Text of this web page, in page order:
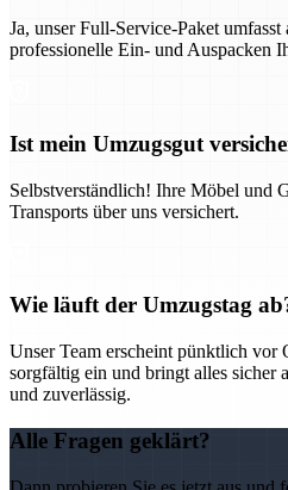
Ja, unser Full-Service-Paket umfasst
professionelle Ein- und Auspacken
Ist mein Umzugsgut
Selbstverständlich! Ihre Möbel und
Transports über uns versichert.
Wie läuft der Umzugstag
Unser Team erscheint pünktlich vor
sorgfältig ein und bringt alles sicher
und zuverlässig.
Alle Fragen geklärt?